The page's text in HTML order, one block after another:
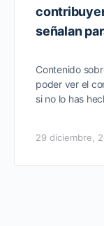
señalan
Contenido
poder ver el
si no lo has
29 diciembre,